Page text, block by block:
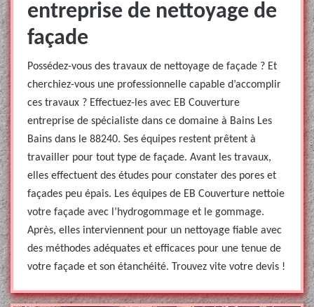
entreprise de nettoyage de
façade
Possédez-vous des travaux de nettoyage de façade ? Et
cherchiez-vous une professionnelle capable d’accomplir
ces travaux ? Effectuez-les avec EB Couverture
entreprise de spécialiste dans ce domaine à Bains Les
Bains dans le 88240. Ses équipes restent prêtent à
travailler pour tout type de façade. Avant les travaux,
elles effectuent des études pour constater des pores et
façades peu épais. Les équipes de EB Couverture nettoie
votre façade avec l’hydrogommage et le gommage.
Après, elles interviennent pour un nettoyage fiable avec
des méthodes adéquates et efficaces pour une tenue de
votre façade et son étanchéité. Trouvez vite votre devis !